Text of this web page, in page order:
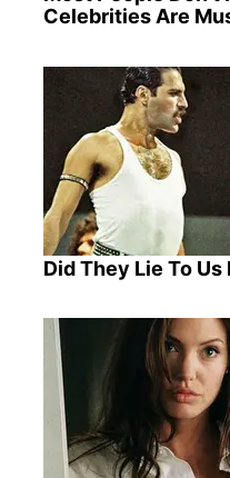
Celebrities Are
Did They Lie To